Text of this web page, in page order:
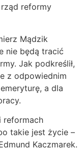
reformy
Mądzik
nie będą tracić
Jak podkreślił,
z odpowiednim
a dla
reformach
takie jest życie –
Kaczmarek.